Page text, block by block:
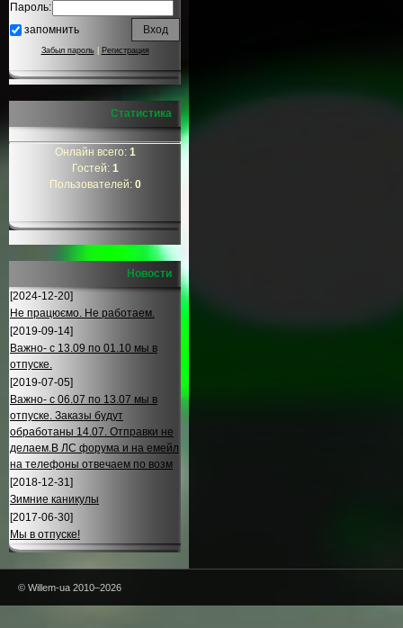
Пароль:
запомнить
Забыл пароль| Регистрация
Статистика
Онлайн всего: 1
Гостей: 1
Пользователей: 0
Новости
[2024-12-20]
Не працюємо. Не работаем.
[2019-09-14]
Важно- с 13.09 по 01.10 мы в
отпуске.
[2019-07-05]
Важно- с 06.07 по 13.07 мы в
отпуске. Заказы будут
обработаны 14.07. Отправки не
делаем.В ЛС форума и на емейл
на телефоны отвечаем по возм
[2018-12-31]
Зимние каникулы
[2017-06-30]
Мы в отпуске!
© Willem-ua 2010–2026